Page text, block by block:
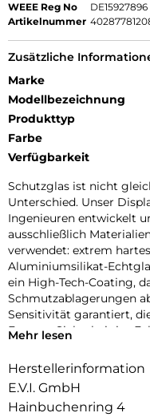
WEEE Reg No
DE15927896
Artikelnummer
Zusätzliche
Marke
Modellbezeichnung
Produkttyp
Farbe
Verfügbarkeit
Schutzglas ist nicht
Unterschied. Unser
Ingenieuren entwickelt
ausschließlich
verwendet: extrem
Aluminiumsilikat-
ein High-Tech-Coating,
Schmutzablagerungen
Sensitivität garantiert,
Extra an Sicherheit im
bis zum Rand
Herstellung unter
lückenloser
Mehr lesen
Herstellerinformation
E.V.I. GmbH
Hainbuchenring 4